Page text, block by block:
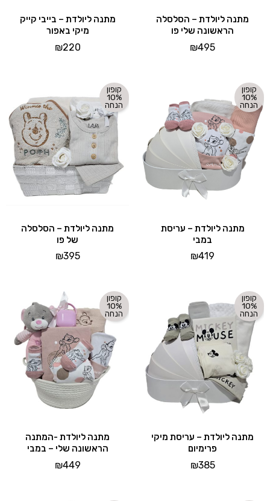
מתנה ליולדת – הסלסלה
הראשונה שלי פו
₪495
מתנה ליולדת – בייבי קייק
מיקי באפור
₪220
קופון
10%
הנחה
מתנה ליולדת – עריסת
במבי
₪419
קופון
10%
הנחה
מתנה ליולדת – הסלסלה
של פו
₪395
קופון
10%
הנחה
מתנה ליולדת – עריסת מיקי
פרימיום
₪385
קופון
10%
הנחה
מתנה ליולדת -המתנה
הראשונה שלי – במבי
₪449